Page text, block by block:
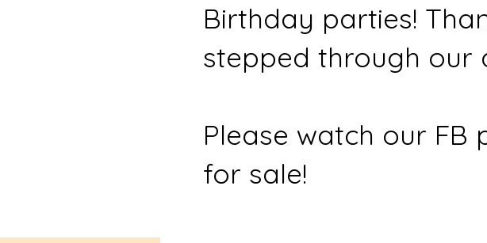
Birthday parties!
stepped through our
Please watch our
for sale!